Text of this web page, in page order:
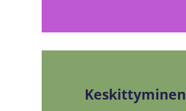
Keskittyminen